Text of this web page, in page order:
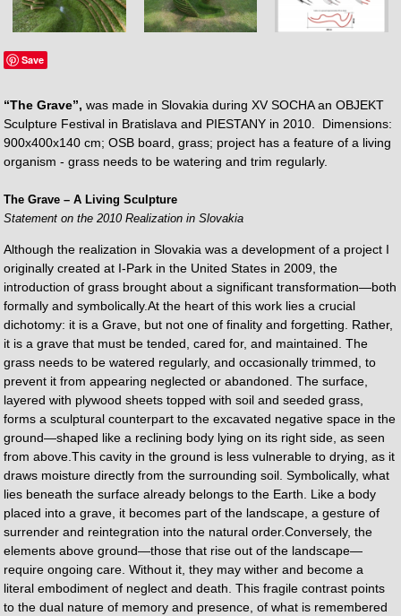
Save
“The Grave”,was made in Slovakia during XV SOCHA an OBJEKT
Sculpture Festival in Bratislava and PIESTANY in 2010. Dimensions:
900x400x140 cm; OSB board, grass; project has a feature of a living
organism - grass needs to be watering and trim regularly.
The Grave – A Living Sculpture
Statement on the 2010 Realization in Slovakia
Although the realization in Slovakia was a development of a project I
originally created at I-Park in the United States in 2009, the
introduction of grass brought about a significant transformation—both
formally and symbolically.At the heart of this work lies a crucial
dichotomy: it is a Grave, but not one of finality and forgetting. Rather,
it is a grave that must be tended, cared for, and maintained. The
grass needs to be watered regularly, and occasionally trimmed, to
prevent it from appearing neglected or abandoned. The surface,
layered with plywood sheets topped with soil and seeded grass,
forms a sculptural counterpart to the excavated negative space in the
ground—shaped like a reclining body lying on its right side, as seen
from above.This cavity in the ground is less vulnerable to drying, as it
draws moisture directly from the surrounding soil. Symbolically, what
lies beneath the surface already belongs to the Earth. Like a body
placed into a grave, it becomes part of the landscape, a gesture of
surrender and reintegration into the natural order.Conversely, the
elements above ground—those that rise out of the landscape—
require ongoing care. Without it, they may wither and become a
literal embodiment of neglect and death. This fragile contrast points
to the dual nature of memory and presence, of what is remembered